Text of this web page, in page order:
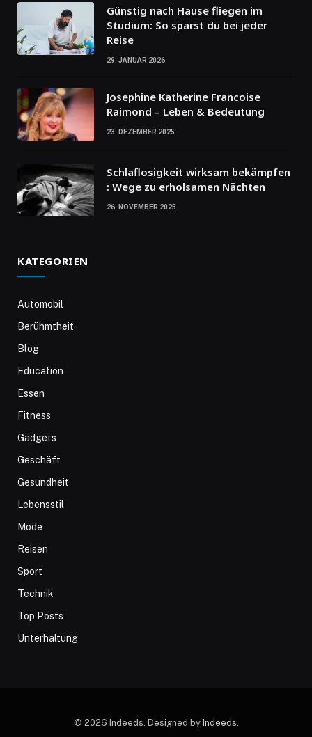
Günstig nach Hause fliegen im
Studium: So sparst du bei jeder
Reise
29. JANUAR 2026
Josephine Katherine Francoise
Raimond – Leben & Bedeutung
23. DEZEMBER 2025
Schlaflosigkeit wirksam bekämpfen
: Wege zu erholsamen Nächten
26. NOVEMBER 2025
KATEGORIEN
Automobil
Berühmtheit
Blog
Education
Essen
Fitness
Gadgets
Geschäft
Gesundheit
Lebensstil
Mode
Reisen
Sport
Technik
Top Posts
Unterhaltung
© 2026 Indeeds. Designed by Indeeds